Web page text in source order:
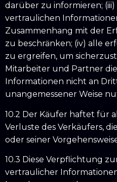
darüber zu informieren;
vertraulichen
Zusammenhang mit der
zu beschränken; (iv) alle
zu ergreifen, um
Mitarbeiter und Partner
Informationen nicht an
unangemessener Weise
10.2 Der Käufer haftet für
Verluste des Verkäufers,
oder seiner
10.3 Diese Verpflichtung
vertraulicher